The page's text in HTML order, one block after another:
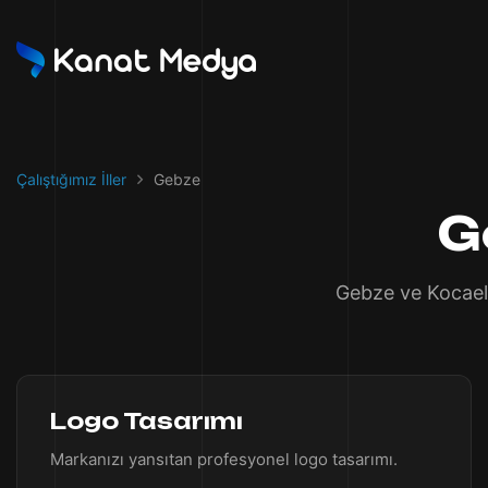
Çalıştığımız İller Gebze
Gebze ve
Logo Tasarımı
Markanızı yansıtan profesyonel logo tasarımı.